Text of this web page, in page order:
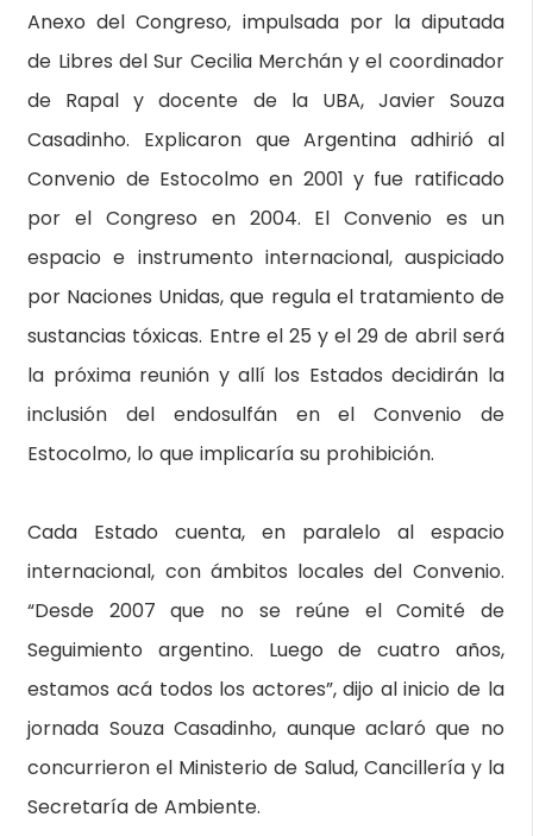
Anexo del Congreso, impulsada por la diputada
de Libres del Sur Cecilia Merchán y el coordinador
de Rapal y docente de la UBA, Javier Souza
Casadinho. Explicaron que Argentina adhirió al
Convenio de Estocolmo en 2001 y fue ratificado
por el Congreso en 2004. El Convenio es un
espacio e instrumento internacional, auspiciado
por Naciones Unidas, que regula el tratamiento de
sustancias tóxicas. Entre el 25 y el 29 de abril será
la próxima reunión y allí los Estados decidirán la
inclusión del endosulfán en el Convenio de
Estocolmo, lo que implicaría su prohibición.
Cada Estado cuenta, en paralelo al espacio
internacional, con ámbitos locales del Convenio.
“Desde 2007 que no se reúne el Comité de
Seguimiento argentino. Luego de cuatro años,
estamos acá todos los actores”, dijo al inicio de la
jornada Souza Casadinho, aunque aclaró que no
concurrieron el Ministerio de Salud, Cancillería y la
Secretaría de Ambiente.